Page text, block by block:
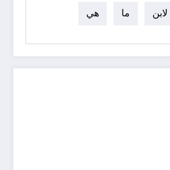
لابن ما هي